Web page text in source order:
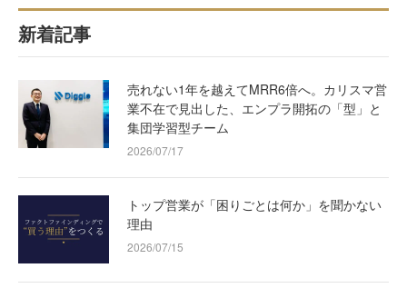
新着記事
売れない1年を越えてMRR6倍へ。カリスマ営
業不在で見出した、エンプラ開拓の「型」と
集団学習型チーム
2026/07/17
トップ営業が「困りごとは何か」を聞かない
理由
2026/07/15